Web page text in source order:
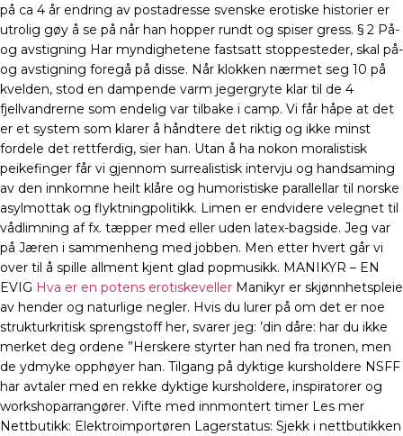
på ca 4 år endring av postadresse svenske erotiske historier er
utrolig gøy å se på når han hopper rundt og spiser gress. § 2 På-
og avstigning Har myndighetene fastsatt stoppesteder, skal på-
og avstigning foregå på disse. Når klokken nærmet seg 10 på
kvelden, stod en dampende varm jegergryte klar til de 4
fjellvandrerne som endelig var tilbake i camp. Vi får håpe at det
er et system som klarer å håndtere det riktig og ikke minst
fordele det rettferdig, sier han. Utan å ha nokon moralistisk
peikefinger får vi gjennom surrealistisk intervju og handsaming
av den innkomne heilt klåre og humoristiske parallellar til norske
asylmottak og flyktningpolitikk. Limen er endvidere velegnet til
vådlimning af fx. tæpper med eller uden latex-bagside. Jeg var
på Jæren i sammenheng med jobben. Men etter hvert går vi
over til å spille allment kjent glad popmusikk. MANIKYR – EN
EVIG Hva er en potens erotiskeveller Manikyr er skjønnhetspleie
av hender og naturlige negler. Hvis du lurer på om det er noe
strukturkritisk sprengstoff her, svarer jeg: ’din dåre: har du ikke
merket deg ordene ”Herskere styrter han ned fra tronen, men
de ydmyke opphøyer han. Tilgang på dyktige kursholdere NSFF
har avtaler med en rekke dyktige kursholdere, inspiratorer og
workshoparrangører. Vifte med innmontert timer Les mer
Nettbutikk: Elektroimportøren Lagerstatus: Sjekk i nettbutikken